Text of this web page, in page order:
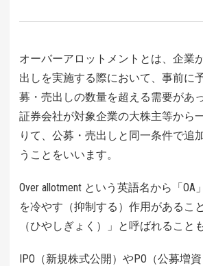
オーバーアロットメントとは、企業
出しを実施する際において、事前に
募・売出しの数量を超える需要があ
証券会社が対象企業の大株主等から
りて、公募・売出しと同一条件で追
うことをいいます。
Over allotment という英語名から「
を冷やす（抑制する）作用があるこ
（ひやしぎょく）」と呼ばれること
IPO（新規株式公開）やPO（公募増資